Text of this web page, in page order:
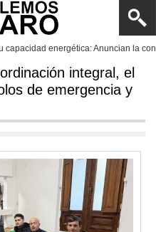
de $31.000 General
integral, el
de emergencia y